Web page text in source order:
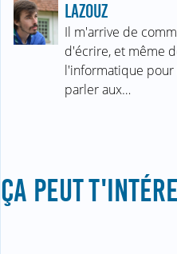
LAZOUZ
Il m'arrive de
d'écrire, et même
l'informatique pour
parler aux…
ÇA PEUT